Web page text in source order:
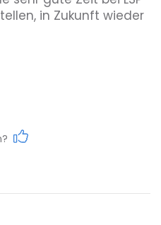
in Zukunft wieder